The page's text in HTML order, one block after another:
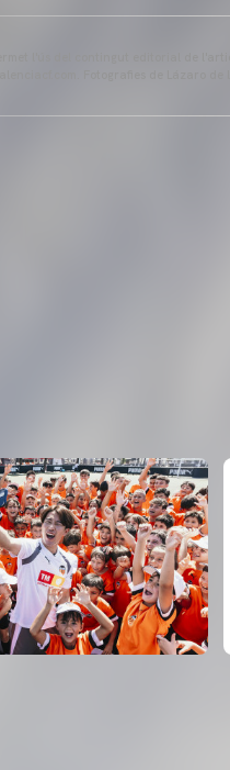
l'ús del contingut editorial de
Fotografies de Lázaro